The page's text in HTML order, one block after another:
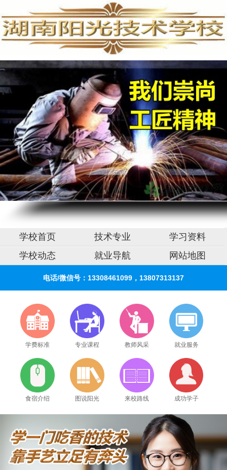
手机维修培训,手机维修培训学校,手机维修培训班
学校首页 技术专业
学习资料
学校动态
就业导航 网站地图
电话/微信号：13308461099，13807313137
学费标准 专业课程 教师风采 就业服务
食宿介绍 图说阳光 来校路线 成功学子